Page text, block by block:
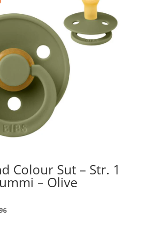
Colour Sut – Str. 1
– Olive
Den